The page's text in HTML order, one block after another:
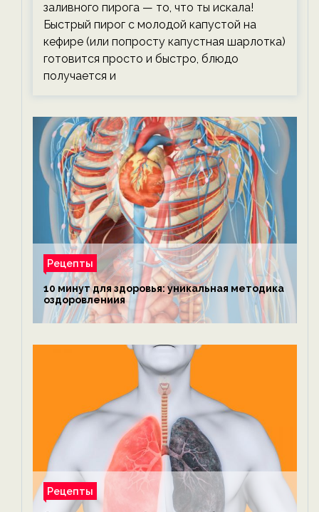
заливного пирога — то, что ты искала!
Быстрый пирог с молодой капустой на
кефире (или попросту капустная шарлотка)
готовится просто и быстро, блюдо
получается и
Рецепты
10 минут для здоровья: уникальная методика
оздоровлениия
Рецепты